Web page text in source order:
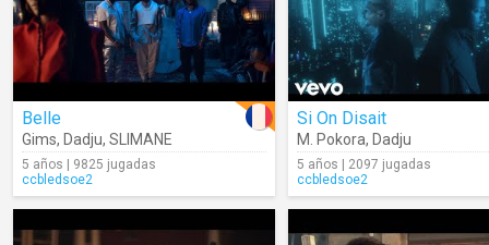
Belle
Gims, Dadju, SLIMANE
5 años | 9825 jugadas
ccbledsoe2
Si On Disait
M. Pokora, Dadju
5 años | 2097 jugadas
ccbledsoe2